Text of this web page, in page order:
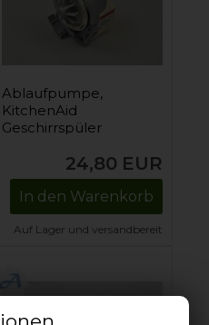
Ablaufpumpe,
KitchenAid
Geschirrspüler
24,80 EUR
In den Warenkorb
Auf Lager und versandbereit